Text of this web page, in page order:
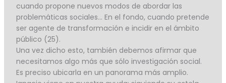
cuando propone nuevos modos de abordar las
problemáticas sociales… En el fondo, cuando pretende
ser agente de transformación e incidir en el ámbito
público (25).
Una vez dicho esto, también debemos afirmar que
necesitamos algo más que sólo investigación social.
Es preciso ubicarla en un panorama más amplio.